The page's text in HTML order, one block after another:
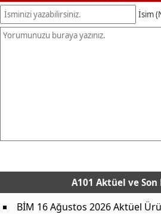
İsim
A101 Aktüel ve
BİM 16 Ağustos 2026 Aktüel